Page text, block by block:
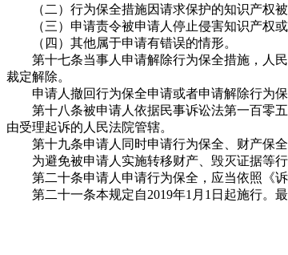
（二）行为保全措施因请求保护的知识产权被
（三）申请责令被申请人停止侵害知识产权或
（四）其他属于申请有错误的情形。
第十七条当事人申请解除行为保全措施，人民
裁定解除。
申请人撤回行为保全申请或者申请解除行为保
第十八条被申请人依据民事诉讼法第一百零五
由受理起诉的人民法院管辖。
第十九条申请人同时申请行为保全、财产保全
为避免被申请人实施转移财产、毁灭证据等行
第二十条申请人申请行为保全，应当依照《诉
第二十一条本规定自2019年1月1日起施行。最